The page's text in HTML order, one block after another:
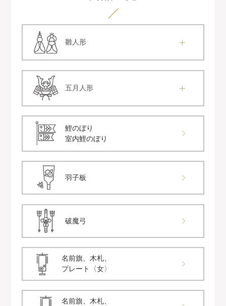
雛人形
五月人形
鯉のぼり
室内鯉のぼり
羽子板
破魔弓
名前旗、木札、
プレート〈女〉
名前旗、木札、